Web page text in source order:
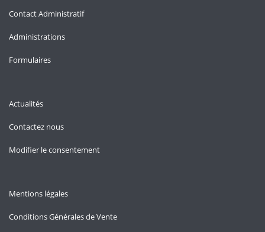
Contact Administratif
Administrations
Formulaires
Actualités
Contactez nous
Modifier le consentement
Mentions légales
Conditions Générales de Vente